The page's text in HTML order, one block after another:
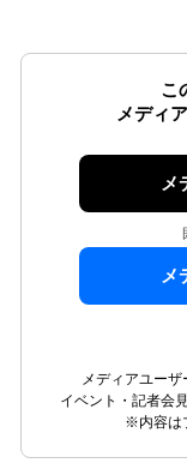
こ
メディ
メ
メ
メディアユーザ
イベント・記者会
※内容は